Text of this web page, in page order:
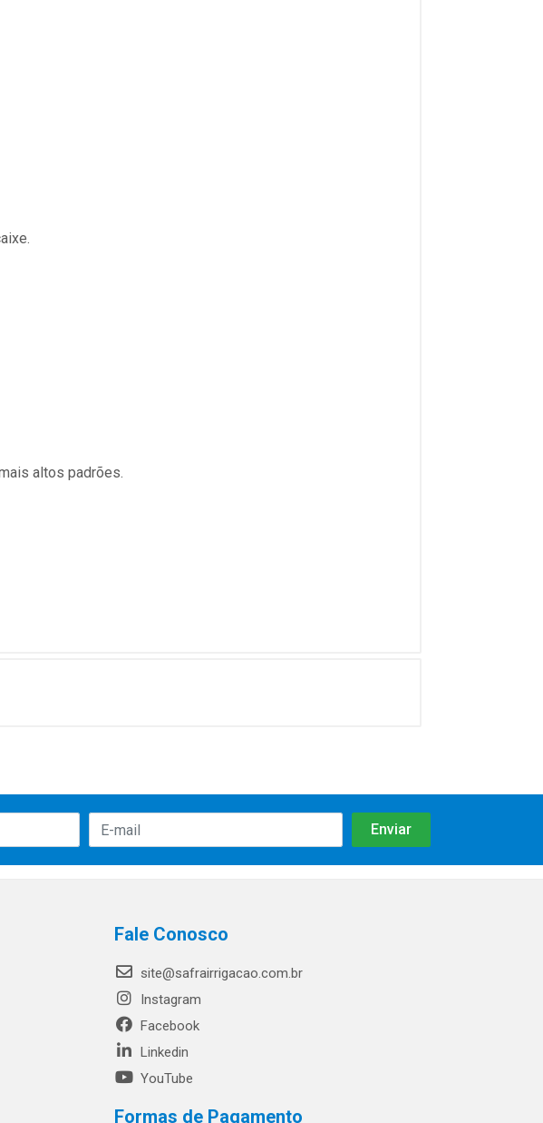
altos padrões.
Fale Conosco
site@safrairrigacao.com.br
Instagram
Facebook
Linkedin
YouTube
Formas de Pagamento